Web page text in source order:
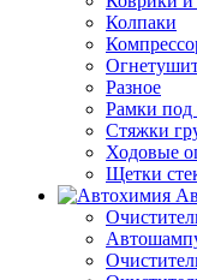
Колпаки
Разное
Рамки под
Стяжки
Ходовые
Щетки